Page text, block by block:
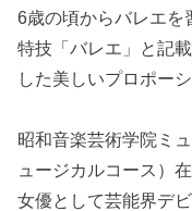
6歳の頃からバレエを
特技「バレエ」と記
した美しいプロポー
昭和音楽芸術学院ミ
ュージカルコース）
女優として芸能界デ